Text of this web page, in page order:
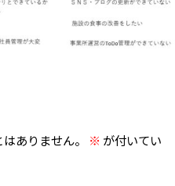
ありません。 ※ が付いてい